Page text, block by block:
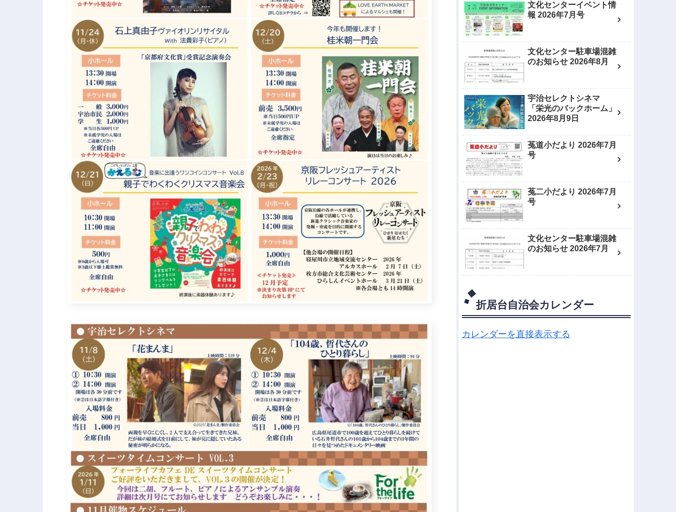
文化センターイベント情
報 2026年7月号
文化センター駐車場混雑
のお知らせ 2026年8月
宇治セレクトシネマ
「栄光のバックホーム」
2026年8月9日
菟道小だより 2026年7月
号
菟二小だより 2026年7月
号
文化センター駐車場混雑
のお知らせ 2026年7月
折居台自治会カレンダー
カレンダーを直接表示する